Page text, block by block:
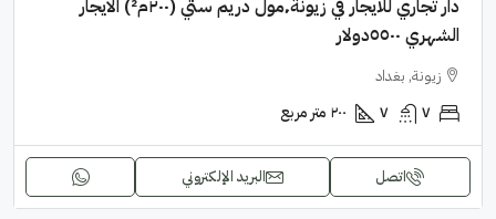
دار تجاري للايجار في زيونة٬مول دريم ستي (٢٠٠م²) الايجار
الشهري ٥٥٠٠دولار
زيونة, بغداد
٧ ٧ ٢٠٠ متر مربع
اتصل البريد الإلكتروني